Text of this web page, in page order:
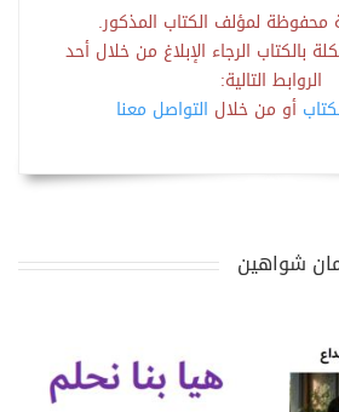
محفوظة لمؤلف الكتاب المذكور.
الرجاء الإبلاغ من خلال أحد
الروابط التالية:
أو من خلال التواصل معنا
شواهين